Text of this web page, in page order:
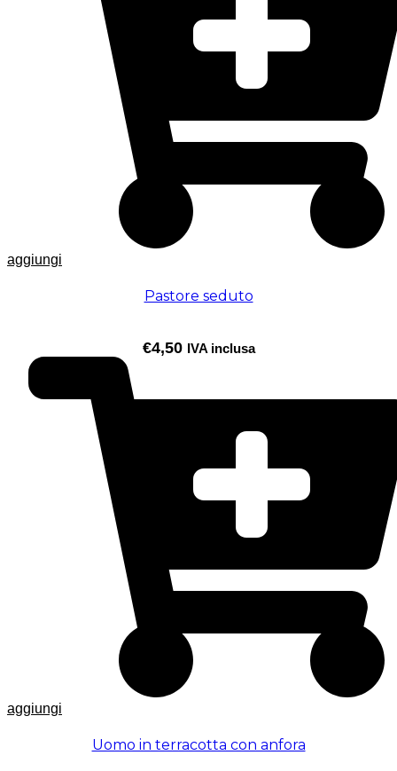
aggiungi
Pastore seduto
€4,50 IVA inclusa
aggiungi
Uomo in terracotta con anfora